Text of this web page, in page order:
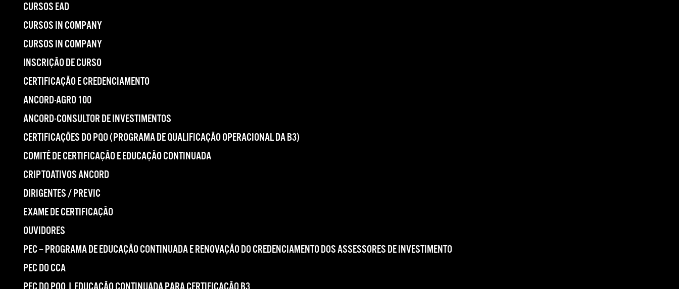
CURSOS EAD
CURSOS IN COMPANY
CURSOS IN COMPANY
INSCRIÇÃO DE CURSO
CERTIFICAÇÃO E CREDENCIAMENTO
ANCORD-AGRO 100
ANCORD-CONSULTOR DE INVESTIMENTOS
CERTIFICAÇÕES DO PQO (PROGRAMA DE QUALIFICAÇÃO OPERACIONAL DA B3)
COMITÊ DE CERTIFICAÇÃO E EDUCAÇÃO CONTINUADA
CRIPTOATIVOS ANCORD
DIRIGENTES / PREVIC
EXAME DE CERTIFICAÇÃO
OUVIDORES
PEC – PROGRAMA DE EDUCAÇÃO CONTINUADA E RENOVAÇÃO DO CREDENCIAMENTO DOS ASSESSORES DE INVESTIMENTO
PEC DO CCA